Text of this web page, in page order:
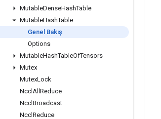
MutableDenseHashTable
MutableHashTable
Genel Bakış
Options
MutableHashTableOfTensors
Mutex
MutexLock
Nccl All Reduce
Nccl Broadcast
Nccl Reduce